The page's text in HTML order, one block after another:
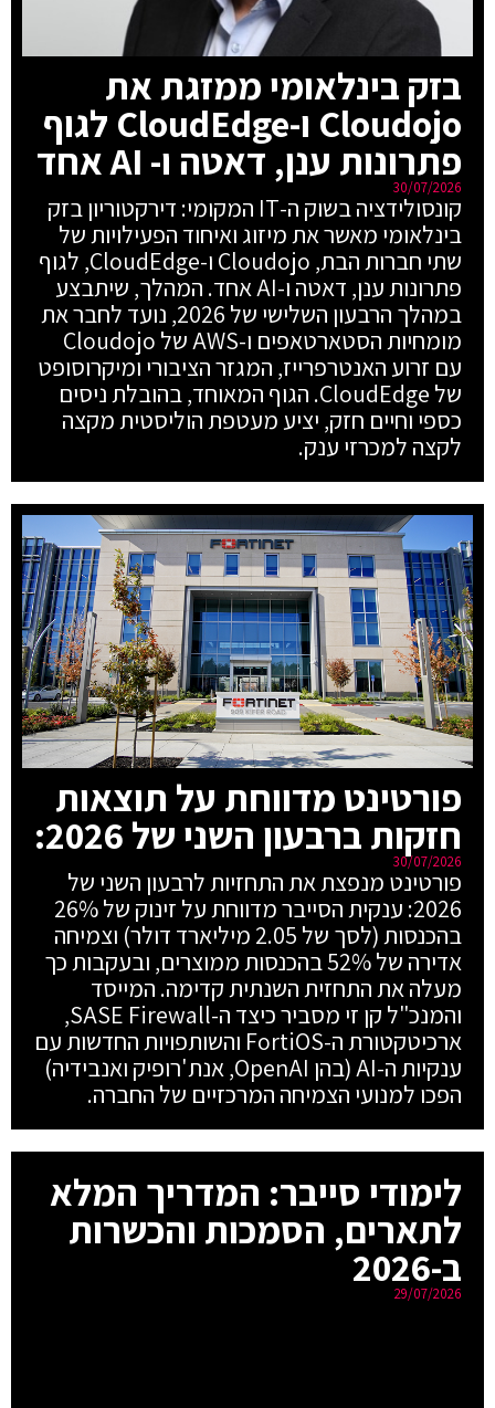
בזק בינלאומי ממזגת את
Cloudojo ו-CloudEdge לגוף
פתרונות ענן, דאטה ו- AI אחד
30/07/2026
קונסולידציה בשוק ה-IT המקומי: דירקטוריון בזק
בינלאומי מאשר את מיזוג ואיחוד הפעילויות של
שתי חברות הבת, Cloudojo ו-CloudEdge, לגוף
פתרונות ענן, דאטה ו-AI אחד. המהלך, שיתבצע
במהלך הרבעון השלישי של 2026, נועד לחבר את
מומחיות הסטארטאפים ו-AWS של Cloudojo
עם זרוע האנטרפרייז, המגזר הציבורי ומיקרוסופט
של CloudEdge. הגוף המאוחד, בהובלת ניסים
כספי וחיים חזק, יציע מעטפת הוליסטית מקצה
לקצה למכרזי ענק.
פורטינט מדווחת על תוצאות
חזקות ברבעון השני של 2026:
30/07/2026
פורטינט מנפצת את התחזיות לרבעון השני של
2026: ענקית הסייבר מדווחת על זינוק של 26%
בהכנסות (לסך של 2.05 מיליארד דולר) וצמיחה
אדירה של 52% בהכנסות ממוצרים, ובעקבות כך
מעלה את התחזית השנתית קדימה. המייסד
והמנכ"ל קן זי מסביר כיצד ה-SASE Firewall,
ארכיטקטורת ה-FortiOS והשותפויות החדשות עם
ענקיות ה-AI (בהן OpenAI, אנת'רופיק ואנבידיה)
הפכו למנועי הצמיחה המרכזיים של החברה.
לימודי סייבר: המדריך המלא
לתארים, הסמכות והכשרות
ב-2026
29/07/2026